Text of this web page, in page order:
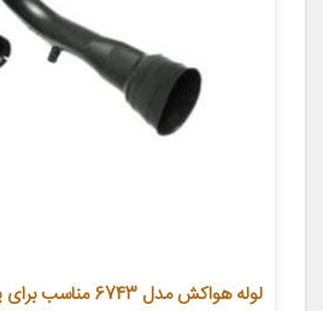
لوله هواکش مدل 6743 مناسب برای پژو 405